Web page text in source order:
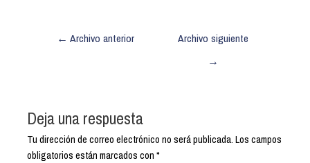
← Archivo anterior
Archivo siguiente
→
Deja una respuesta
Tu dirección de correo electrónico no será publicada. Los campos
obligatorios están marcados con*